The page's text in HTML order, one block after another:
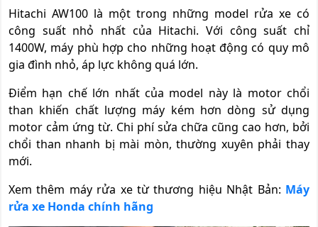
Hitachi AW100 là một trong những model rửa xe có
công suất nhỏ nhất của Hitachi. Với công suất chỉ
1400W, máy phù hợp cho những hoạt động có quy mô
gia đình nhỏ, áp lực không quá lớn.
Điểm hạn chế lớn nhất của model này là motor chổi
than khiến chất lượng máy kém hơn dòng sử dụng
motor cảm ứng từ. Chi phí sửa chữa cũng cao hơn, bởi
chổi than nhanh bị mài mòn, thường xuyên phải thay
mới.
Xem thêm máy rửa xe từ thương hiệu Nhật Bản: Máy
rửa xe Honda chính hãng